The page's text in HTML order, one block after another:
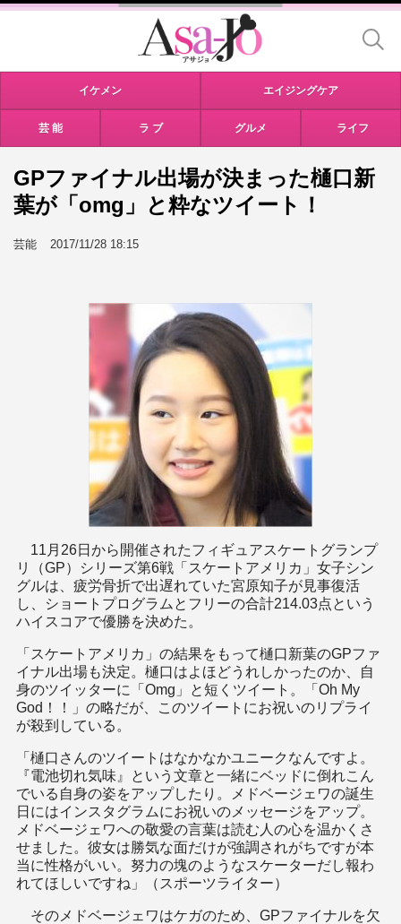
イケメン エイジングケア
芸 能 ラ ブ グルメ ライフ
GPファイナル出場が決まった樋口新
葉が「omg」と粋なツイート！
芸能 2017/11/28 18:15
11月26日から開催されたフィギュアスケートグランプ
リ（GP）シリーズ第6戦「スケートアメリカ」女子シン
グルは、疲労骨折で出遅れていた宮原知子が見事復活
し、ショートプログラムとフリーの合計214.03点という
ハイスコアで優勝を決めた。
「スケートアメリカ」の結果をもって樋口新葉のGPファ
イナル出場も決定。樋口はよほどうれしかったのか、自
身のツイッターに「Omg」と短くツイート。「Oh My
God！！」の略だが、このツイートにお祝いのリプライ
が殺到している。
「樋口さんのツイートはなかなかユニークなんですよ。
『電池切れ気味』という文章と一緒にベッドに倒れこん
でいる自身の姿をアップしたり。メドベージェワの誕生
日にはインスタグラムにお祝いのメッセージをアップ。
メドベージェワへの敬愛の言葉は読む人の心を温かくさ
せました。彼女は勝気な面だけが強調されがちですが本
当に性格がいい。努力の塊のようなスケーターだし報わ
れてほしいですね」（スポーツライター）
そのメドベージェワはケガのため、GPファイナルを欠